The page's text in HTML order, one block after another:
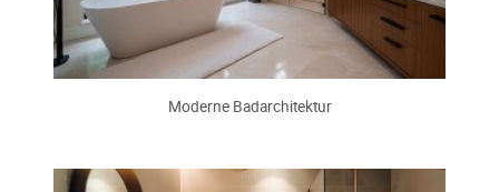
Moderne Badarchitektur